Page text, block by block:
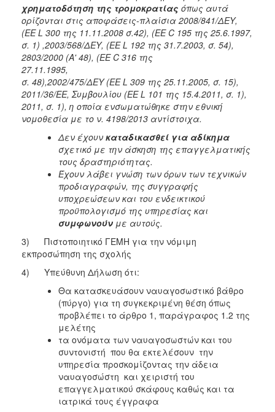
χρηματοδότηση της τρομοκρατίας όπως αυτά
ορίζονται στις αποφάσεις-πλαίσια 2008/841/ΔΕΥ,
(ΕΕ L 300 της 11.11.2008 σ.42), (ΕΕ C 195 της 25.6.1997,
σ. 1) ,2003/568/ΔΕΥ, (ΕΕ L 192 της 31.7.2003, σ. 54),
2803/2000 (Α' 48), (ΕΕ C 316 της
σ. 48),2002/475/ΔΕΥ (ΕΕ L 309 της 25.11.2005, σ. 15),
2011/36/ΕΕ, Συμβουλίου (ΕΕ L 101 της 15.4.2011, σ. 1),
2011, σ. 1), η οποία ενσωματώθηκε στην εθνική
νομοθεσία με το ν. 4198/2013 αντίστοιχα.
Δεν έχουν καταδικασθεί για αδίκημα
σχετικό με την άσκηση της επαγγελματικής
τους δραστηριότητας.
Έχουν λάβει γνώση των όρων των τεχνικών
προδιαγραφών, της συγγραφής
υποχρεώσεων και του ενδεικτικού
προϋπολογισμό της υπηρεσίας και
συμφωνούν με αυτούς.
3) Πιστοποιητικό ΓΕΜΗ για την νόμιμη
εκπροσώπηση της σχολής
4) Υπεύθυνη Δήλωση ότι:
Θα κατασκευάσουν ναυαγοσωστικό βάθρο
(πύργο) για τη συγκεκριμένη θέση όπως
προβλέπει το άρθρο 1, παράγραφος 1.2 της
μελέτης
τα ονόματα των ναυαγοσωστών και του
συντονιστή που θα εκτελέσουν την
υπηρεσία προσκομίζοντας την άδεια
ναυαγοσώστη και χειριστή του
επαγγελματικού σκάφους καθώς και τα
ιατρικά τους έγγραφα